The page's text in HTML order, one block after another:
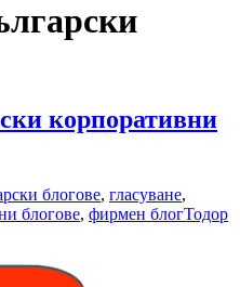
корпоративни
блогове, гласуване,
блогове, фирмен блогТодор